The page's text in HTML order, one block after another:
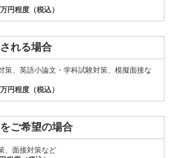
円程度（税込）
れる場合
策、英語小論文・学科試験対策、模擬面接な
円程度（税込）
ご希望の場合
、面接対策など